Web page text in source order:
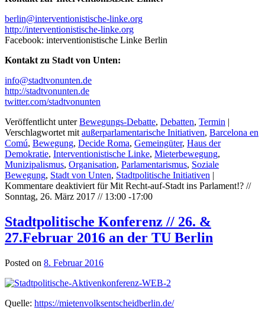
berlin@interventionistische-linke.org
http://interventionistische-linke.org
Facebook: interventionistische Linke Berlin
Kontakt zu Stadt von Unten:
info@stadtvonunten.de
http://stadtvonunten.de
twitter.com/stadtvonunten
Veröffentlicht unter Bewegungs-Debatte, Debatten, Termin |
Verschlagwortet mit außerparlamentarische Initiativen, Barcelona en
Comú, Bewegung, Decide Roma, Gemeingüter, Haus der
Demokratie, Interventionistische Linke, Mieterbewegung,
Munizipalismus, Organisation, Parlamentarismus, Soziale
Bewegung, Stadt von Unten, Stadtpolitische Initiativen |
Kommentare deaktiviert für Mit Recht-auf-Stadt ins Parlament!? //
Sonntag, 26. März 2017 // 13:00 -17:00
Stadtpolitische Konferenz // 26. &
27.Februar 2016 an der TU Berlin
Posted on 8. Februar 2016
Quelle: https://mietenvolksentscheidberlin.de/